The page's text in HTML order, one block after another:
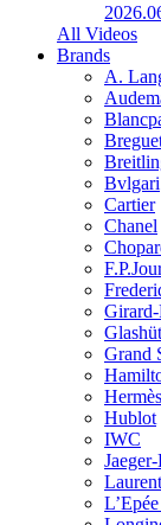
All Videos
Brands
A.
Bvlgari
Cartier
Chanel
Girard-
Grand
Hermès
Hublot
IWC